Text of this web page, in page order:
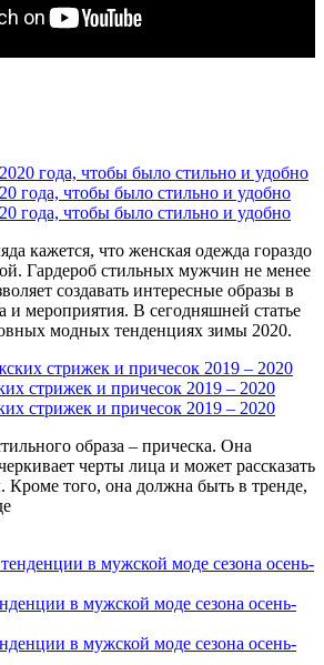
года, чтобы было стильно и удобно
года, чтобы было стильно и удобно
кажется, что женская одежда гораздо
Гардероб стильных мужчин не менее
создавать интересные образы в
и мероприятия. В сегодняшней статье
модных тенденциях зимы 2020.
стрижек и причесок 2019 – 2020
стрижек и причесок 2019 – 2020
образа – прическа. Она
черты лица и может рассказать
Кроме того, она должна быть в тренде,
в мужской моде сезона осень-
в мужской моде сезона осень-